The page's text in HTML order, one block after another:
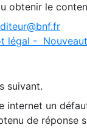
obtenir le
légal -
suivant.
un
de réponse